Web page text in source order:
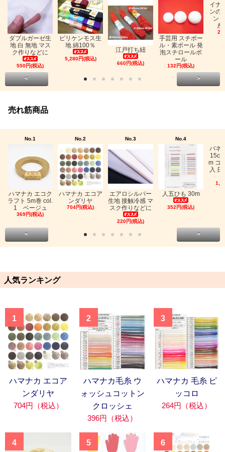
ダブルガーゼ生
地 白 無地 マス
ク作りなどに
550円(税込)
ビリケンモス生
地 綿100％
5,280円(税込)
江戸打ち紐
660円(税込)
手芸用 スチボー
ル・素ボール 発
泡スチロールボ
ール
132円(税込)
イナ
ンの
ン
糸
< >
売れ筋商品
No.1
ハマナカ エコク
ラフト 5m巻 col.
1 ベージュ
369円(税込)
No.2
ハマナカ エコア
ンダリヤ
704円(税込)
No.3
エアロシルバー
生地 接触冷感 マ
スク作りなどに
220円(税込)
No.4
人五ひも 30m
352円(税込)
バネ
m ゴ
入
< >
人気ランキング
1
ハマナカ エコア
ンダリヤ
704円（税込）
2
ハマナカ毛糸 ウ
ォッシュコットン
クロッシェ
396円（税込）
3
ハマナカ 毛糸 ピ
ッコロ
264円（税込）
4 5 6